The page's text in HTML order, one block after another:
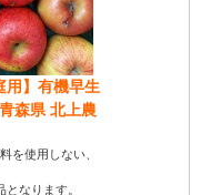
用】有機早生
森県 北上農
を使用しない、
なります。